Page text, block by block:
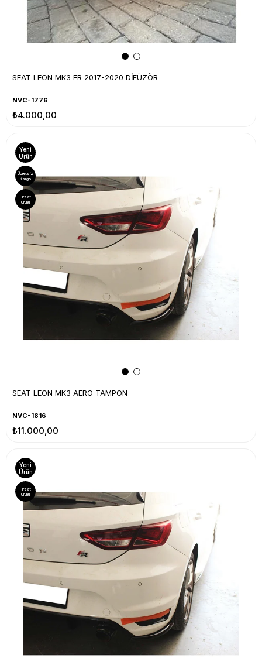
SEAT LEON MK3 FR 2017-2020 DİFÜZÖR
NVC-1776
₺4.000,00
SEAT LEON MK3 AERO TAMPON
NVC-1816
₺11.000,00
Yeni
Ürün
Ücretsiz
Kargo
Fırsat
Ürünü
Yeni
Ürün
Fırsat
Ürünü